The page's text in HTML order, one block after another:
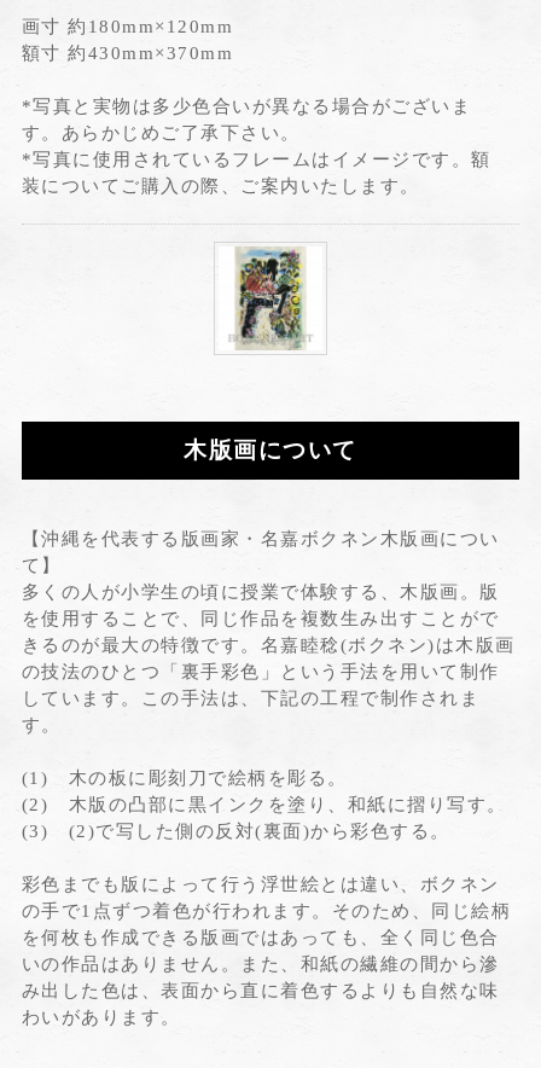
画寸 約180mm×120mm
額寸 約430mm×370mm
*写真と実物は多少色合いが異なる場合がございま
す。あらかじめご了承下さい。
*写真に使用されているフレームはイメージです。額
装についてご購入の際、ご案内いたします。
木版画について
【沖縄を代表する版画家・名嘉ボクネン木版画につい
て】
多くの人が小学生の頃に授業で体験する、木版画。版
を使用することで、同じ作品を複数生み出すことがで
きるのが最大の特徴です。名嘉睦稔(ボクネン)は木版画
の技法のひとつ「裏手彩色」という手法を用いて制作
しています。この手法は、下記の工程で制作されま
す。
(1) 木の板に彫刻刀で絵柄を彫る。
(2) 木版の凸部に黒インクを塗り、和紙に摺り写す。
(3) (2)で写した側の反対(裏面)から彩色する。
彩色までも版によって行う浮世絵とは違い、ボクネン
の手で1点ずつ着色が行われます。そのため、同じ絵柄
を何枚も作成できる版画ではあっても、全く同じ色合
いの作品はありません。また、和紙の繊維の間から滲
み出した色は、表面から直に着色するよりも自然な味
わいがあります。